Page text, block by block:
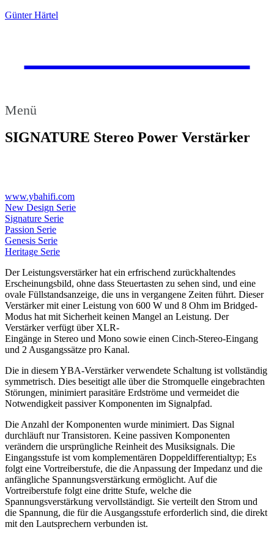
Günter Härtel
Menü
SIGNATURE Stereo Power Verstärker
www.ybahifi.com
New Design Serie
Signature Serie
Passion Serie
Genesis Serie
Heritage Serie
Der Leistungsverstärker hat ein erfrischend zurückhaltendes
Erscheinungsbild, ohne dass Steuertasten zu sehen sind, und eine
ovale Füllstandsanzeige, die uns in vergangene Zeiten führt. Dieser
Verstärker mit einer Leistung von 600 W und 8 Ohm im Bridged-
Modus hat mit Sicherheit keinen Mangel an Leistung. Der
Verstärker verfügt über XLR-
Eingänge in Stereo und Mono sowie einen Cinch-Stereo-Eingang
und 2 Ausgangssätze pro Kanal.
Die in diesem YBA-Verstärker verwendete Schaltung ist vollständig
symmetrisch. Dies beseitigt alle über die Stromquelle eingebrachten
Störungen, minimiert parasitäre Erdströme und vermeidet die
Notwendigkeit passiver Komponenten im Signalpfad.
Die Anzahl der Komponenten wurde minimiert. Das Signal
durchläuft nur Transistoren. Keine passiven Komponenten
verändern die ursprüngliche Reinheit des Musiksignals. Die
Eingangsstufe ist vom komplementären Doppeldifferentialtyp; Es
folgt eine Vortreiberstufe, die die Anpassung der Impedanz und die
anfängliche Spannungsverstärkung ermöglicht. Auf die
Vortreiberstufe folgt eine dritte Stufe, welche die
Spannungsverstärkung vervollständigt. Sie verteilt den Strom und
die Spannung, die für die Ausgangsstufe erforderlich sind, die direkt
mit den Lautsprechern verbunden ist.